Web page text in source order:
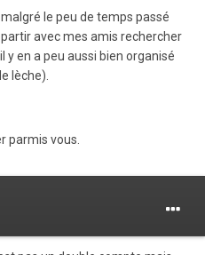
le peu de temps passé
avec mes amis rechercher
y en a peu aussi bien organisé
lèche).
parmis vous.